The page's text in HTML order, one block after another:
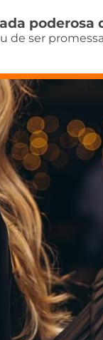
poderosa
de ser